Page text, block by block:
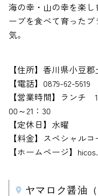
海の幸・山の幸を楽し
ーブを食べて育った
気。
【住所】香川県小豆
【電話】0879-62-5619
【営業時間】ランチ
00～21：30
【定休日】水曜
【料金】スペシャル
【ホームページ】
ヤマロク醤油